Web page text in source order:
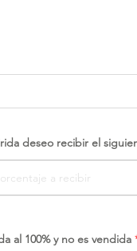
deseo recibir el
al 100% y no es vendida